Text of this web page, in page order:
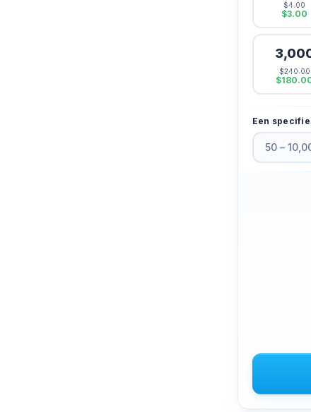
$4.00
$3.00
$240.00
Een